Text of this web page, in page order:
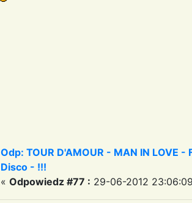
Odp: TOUR D'AMOUR - MAN IN LOVE
Disco - !!!
« Odpowiedz #77 : 29-06-2012